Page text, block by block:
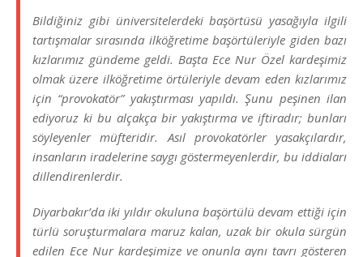
Bildiğiniz gibi üniversitelerdeki başörtüsü yasağıyla ilgili
tartışmalar sırasında ilköğretime başörtüleriyle giden bazı
kızlarımız gündeme geldi. Başta Ece Nur Özel kardeşimiz
olmak üzere ilköğretime örtüleriyle devam eden kızlarımız
için “provokatör” yakıştırması yapıldı. Şunu peşinen ilan
ediyoruz ki bu alçakça bir yakıştırma ve iftiradır; bunları
söyleyenler müfteridir. Asıl provokatörler yasakçılardır,
insanların iradelerine saygı göstermeyenlerdir, bu iddiaları
dillendirenlerdir.
Diyarbakır’da iki yıldır okuluna başörtülü devam ettiği için
türlü soruşturmalara maruz kalan, uzak bir okula sürgün
edilen Ece Nur kardeşimize ve onunla aynı tavrı gösteren